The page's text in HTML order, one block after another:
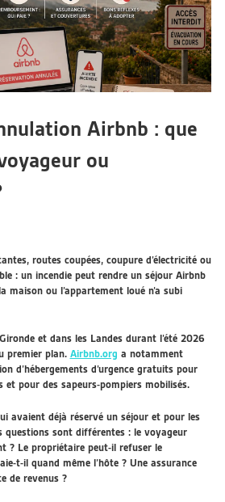
Airbnb : que
ou
routes coupées, coupure d’électricité ou
: un incendie peut rendre un séjour Airbnb
maison ou l’appartement loué n’a subi
et dans les Landes durant l’été 2026
premier plan. Airbnb.org a notamment
d’hébergements d’urgence gratuits pour
pour des sapeurs-pompiers mobilisés.
avaient déjà réservé un séjour et pour les
questions sont différentes : le voyageur
? Le propriétaire peut-il refuser le
t-il quand même l’hôte ? Une assurance
de revenus ?